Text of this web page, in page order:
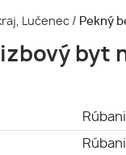
Lučenec / Pekný
byt